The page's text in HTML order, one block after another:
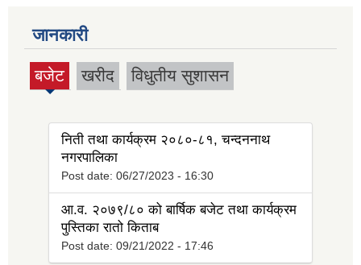
जानकारी
बजेट
(active
खरीद विधुतीय सुशासन
निती तथा कार्यक्रम २०८०-८१, चन्दननाथ
नगरपालिका
Post date: 06/27/2023 - 16:30
आ.व. २०७९/८० को बार्षिक बजेट तथा कार्यक्रम
पुस्तिका रातो किताब
Post date: 09/21/2022 - 17:46